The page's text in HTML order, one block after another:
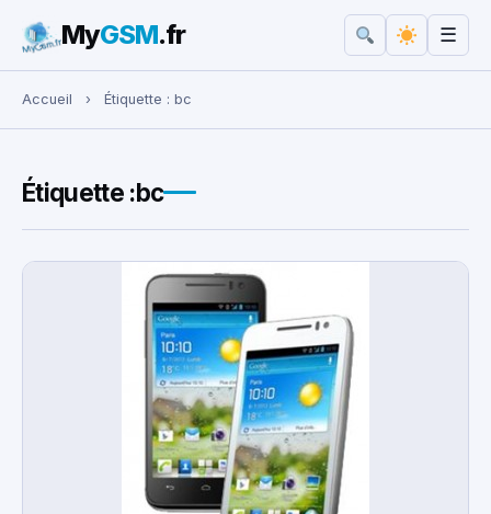
Rechercher :
MyGSM.fr ☰
Accueil › Étiquette : bc
Étiquette :bc